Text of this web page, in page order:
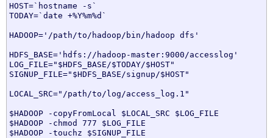
HOST=`hostname -s`
TODAY=`date +%Y%m%d`
HADOOP='/path/to/hadoop/bin/hadoop dfs'
HDFS_BASE='hdfs://hadoop-master:9000/accesslog'
LOG_FILE="$HDFS_BASE/$TODAY/$HOST"
SIGNUP_FILE="$HDFS_BASE/signup/$HOST"
LOCAL_SRC="/path/to/log/access_log.1"
$HADOOP -copyFromLocal $LOCAL_SRC $LOG_FILE
$HADOOP -chmod 777 $LOG_FILE
$HADOOP -touchz $SIGNUP_FILE